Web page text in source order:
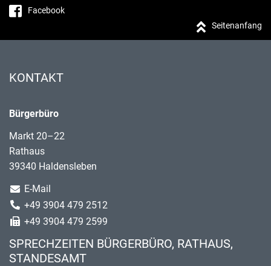
Facebook
Seitenanfang
KONTAKT
Bürgerbüro
Markt 20–22
Rathaus
39340 Haldensleben
E-Mail
+49 3904 479 2512
+49 3904 479 2599
SPRECHZEITEN BÜRGERBÜRO, RATHAUS,
STANDESAMT